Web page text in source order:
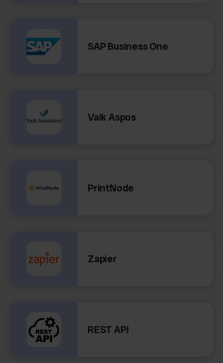
SAP Business One
Valk Aspos
PrintNode
Zapier
REST API